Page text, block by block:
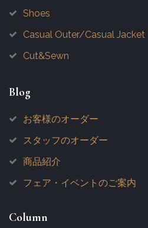
Shoes
Casual Outer/Casual Jacket
Cut&Sewn
Blog
お客様のオーダー
スタッフのオーダー
商品紹介
フェア・イベントのご案内
Column